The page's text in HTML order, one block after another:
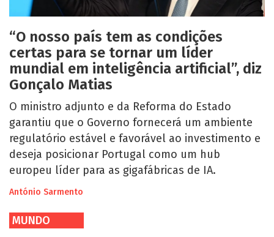
“O nosso país tem as condições
certas para se tornar um líder
mundial em inteligência artificial”, diz
Gonçalo Matias
O ministro adjunto e da Reforma do Estado
garantiu que o Governo fornecerá um ambiente
regulatório estável e favorável ao investimento e
deseja posicionar Portugal como um hub
europeu líder para as gigafábricas de IA.
António Sarmento
MUNDO